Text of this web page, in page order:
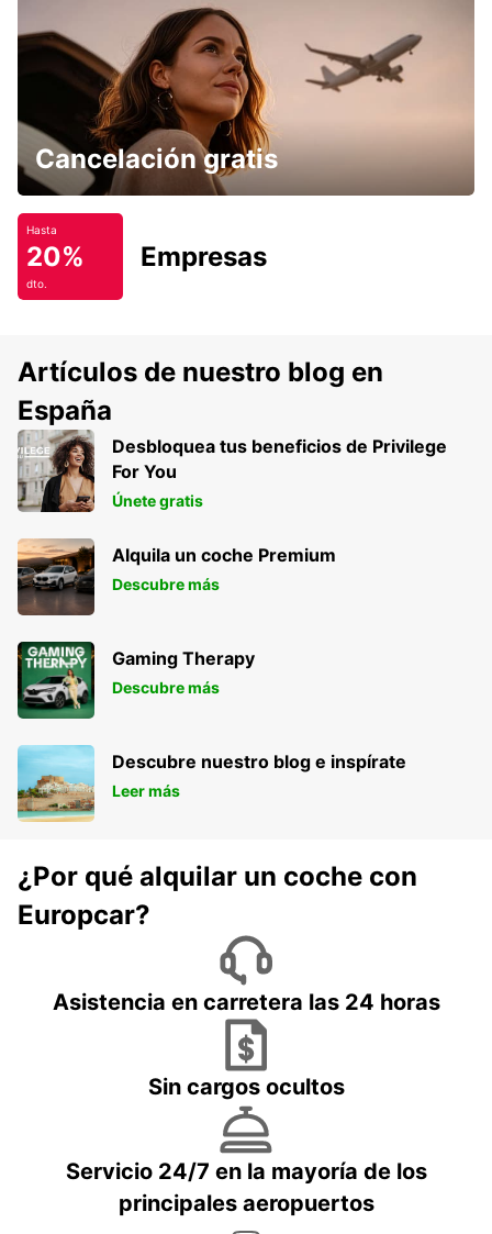
Cancelación gratis
Hasta
20%
dto.
Empresas
Artículos de nuestro blog en
España
Desbloquea tus beneficios de Privilege
For You
Únete gratis
Alquila un coche Premium
Descubre más
Gaming Therapy
Descubre más
Descubre nuestro blog e inspírate
Leer más
¿Por qué alquilar un coche con
Europcar?
Asistencia en carretera las 24 horas
Sin cargos ocultos
Servicio 24/7 en la mayoría de los
principales aeropuertos